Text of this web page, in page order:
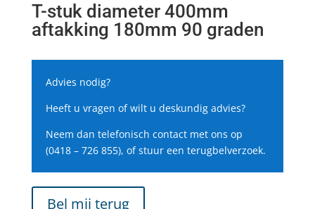
T-stuk diameter 400mm
aftakking 180mm 90 graden
Advies nodig?
Heeft u vragen of wilt u deskundig advies?
Neem dan telefonisch contact met ons op
(0418 – 726 855), of stuur een terugbelverzoek.
Bel mij terug